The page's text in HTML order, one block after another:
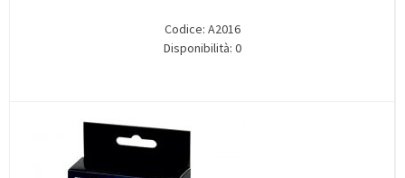
Codice: A2016
Disponibilità: 0